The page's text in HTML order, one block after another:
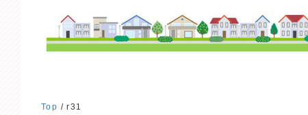
Top / r31